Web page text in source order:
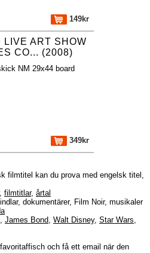
149kr
LIVE ART SHOW
CO... (2008)
NM 29x44 board
349kr
filmtitel kan du prova med engelsk titel,
, filmtitlar, årtal
dokumentärer, Film Noir, musikaler
, James Bond, Walt Disney, Star Wars,
och få ett email när den